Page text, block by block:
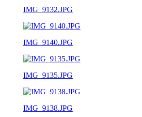
IMG_9132.JPG
IMG_9140.JPG
IMG_9135.JPG
IMG_9138.JPG